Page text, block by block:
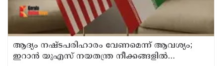
ആദ്യം നഷ്ടപരിഹാരം വേണമെന്ന് ആവശ്യം;
ഇറാന്‍ യുഎസ് നയതന്ത്ര നീക്കങ്ങളില്‍